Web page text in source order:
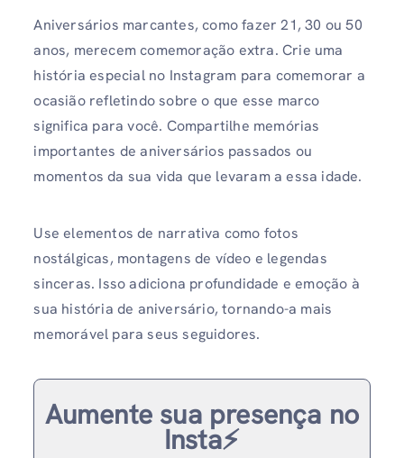
Aniversários marcantes, como fazer 21, 30 ou 50
anos, merecem comemoração extra. Crie uma
história especial no Instagram para comemorar a
ocasião refletindo sobre o que esse marco
significa para você. Compartilhe memórias
importantes de aniversários passados ​​ou
momentos da sua vida que levaram a essa idade.
Use elementos de narrativa como fotos
nostálgicas, montagens de vídeo e legendas
sinceras. Isso adiciona profundidade e emoção à
sua história de aniversário, tornando-a mais
memorável para seus seguidores.
Aumente sua presença no
Insta⚡️